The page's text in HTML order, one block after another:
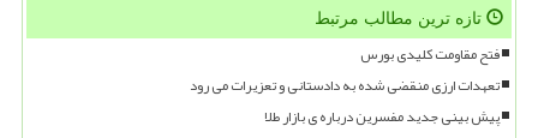
تازه ترین مطالب مرتبط
فتح مقاومت کلیدی بورس
تعهدات ارزی منقضی شده به دادستانی و تعزیرات می رود
پیش بینی جدید مفسرین درباره ی بازار طلا